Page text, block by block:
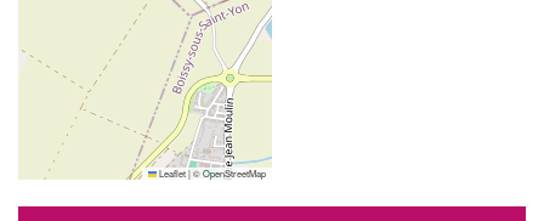
Leaflet|©OpenStreetMap